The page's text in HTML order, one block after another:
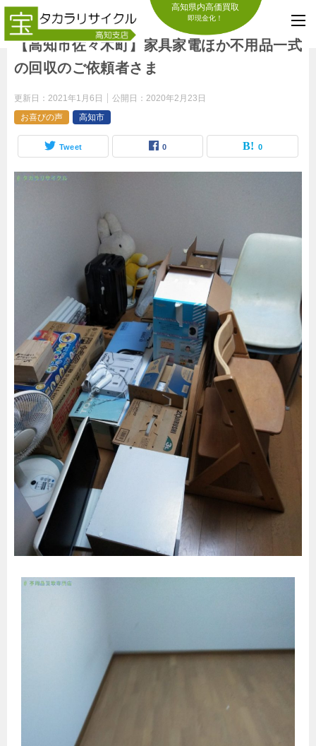
高知県内高価買取
即現金化！
【高知市佐々木町】家具家電ほか不用品一式
の回収のご依頼者さま
更新日： 2021年1月6日 公開日： 2020年2月23日
お喜びの声
高知市
Tweet 0 0